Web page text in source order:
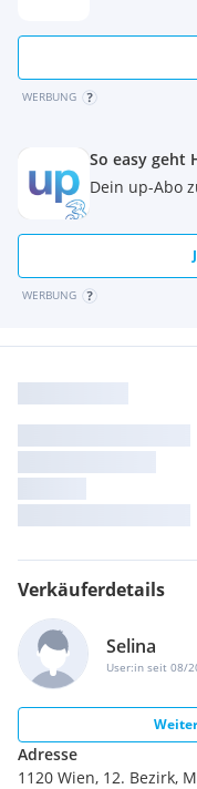
WERBUNG
So easy geht
Dein up-Abo
WERBUNG
Verkäuferdetails
Selina
User:in seit 08/
Adresse
1120 Wien, 12. Bezirk,